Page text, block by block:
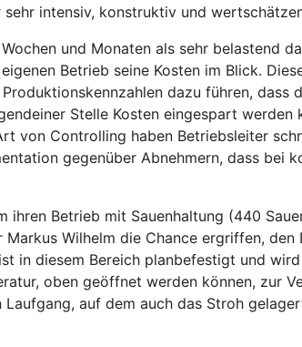
intensiv, konstruktiv und
und Monaten als sehr belastend
Betrieb seine Kosten im Blick.
dazu führen, dass
Stelle Kosten eingespart
von Controlling haben Betriebsleiter
gegenüber Abnehmern, dass bei
Betrieb mit Sauenhaltung (440
Wilhelm die Chance ergriffen,
in diesem Bereich planbefestigt und
oben geöffnet werden können, zur
auf dem auch das Stroh